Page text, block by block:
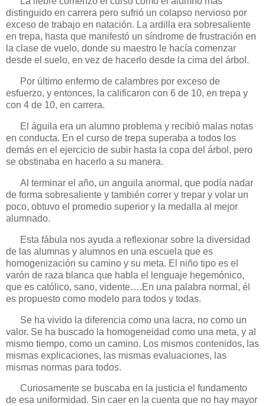
distinguido en carrera pero sufrió un colapso nervioso por
exceso de trabajo en natación. La ardilla era sobresaliente
en trepa, hasta que manifestó un síndrome de frustración en
la clase de vuelo, donde su maestro le hacía comenzar
desde el suelo, en vez de hacerlo desde la cima del árbol.
Por último enfermo de calambres por exceso de
esfuerzo, y entonces, la calificaron con 6 de 10, en trepa y
con 4 de 10, en carrera.
El águila era un alumno problema y recibió malas notas
en conducta. En el curso de trepa superaba a todos los
demás en el ejercicio de subir hasta la copa del árbol, pero
se obstinaba en hacerlo a su manera.
Al terminar el año, un anguila anormal, que podía nadar
de forma sobresaliente y también correr y trepar y volar un
poco, obtuvo el promedio superior y la medalla al mejor
alumnado.
Esta fábula nos ayuda a reflexionar sobre la diversidad
de las alumnas y alumnos en una escuela que es
homogenización su camino y su meta. El niño tipo es el
varón de raza blanca que habla el lenguaje hegemónico,
que es católico, sano, vidente….En una palabra normal, él
es propuesto como modelo para todos y todas.
Se ha vivido la diferencia como una lacra, no como un
valor. Se ha buscado la homogeneidad como una meta, y al
mismo tiempo, como un camino. Los mismos contenidos, las
mismas explicaciones, las mismas evaluaciones, las
mismas normas para todos.
Curiosamente se buscaba en la justicia el fundamento
de esa uniformidad. Sin caer en la cuenta que no hay mayor